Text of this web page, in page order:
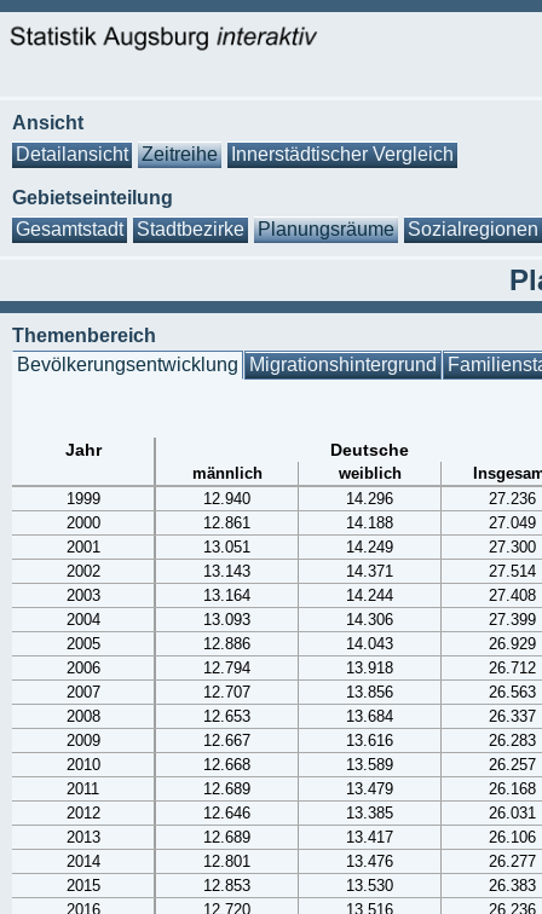
Ansicht
Detailansicht
Zeitreihe Innerstädtischer Vergleich
Gebietseinteilung
Gesamtstadt
Stadtbezirke Planungsräume Sozialregionen
Themenbereich
Bevölkerungsentwicklung Migrationshintergrund
Jahr Deutsche
männlich weiblich
1999
12.940 14.296
27.236
2000
12.861 14.188
27.049
2001
13.051 14.249
27.300
2002
13.143 14.371
27.514
2003
13.164 14.244
27.408
2004
13.093 14.306
27.399
2005
12.886 14.043
26.929
2006
12.794 13.918
26.712
2007
12.707 13.856
26.563
2008
12.653 13.684
26.337
2009
12.667 13.616
26.283
2010
12.668 13.589
26.257
2011
12.689 13.479
26.168
2012
12.646 13.385
26.031
2013
12.689 13.417
26.106
2014
12.801 13.476
26.277
2015
12.853 13.530
26.383
2016
12.720 13.516
26.236